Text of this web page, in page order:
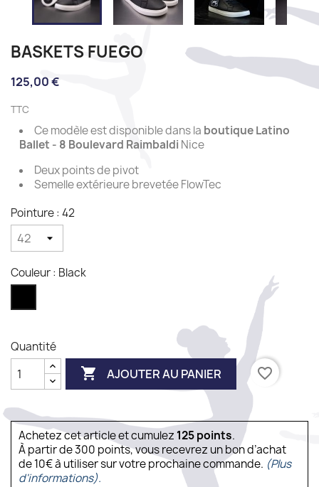
BASKETS FUEGO
125,00 €
TTC
Ce modèle est disponible dans la boutique Latino
Ballet - 8 Boulevard Raimbaldi Nice
Deux points de pivot
Semelle extérieure brevetée FlowTec
Pointure : 42
Couleur : Black
Quantité
 AJOUTER AU PANIER favorite_border
Achetez cet article et cumulez 125points.
À partir de 300 points, vous recevrez un bon d’achat
de 10€ à utiliser sur votre prochaine commande. (Plus
d'informations).